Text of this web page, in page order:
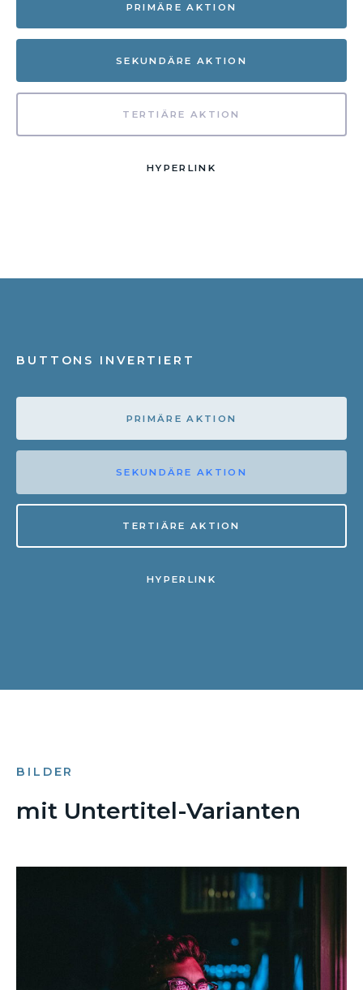
PRIMÄRE AKTION
SEKUNDÄRE AKTION
TERTIÄRE AKTION
HYPERLINK
BUTTONS INVERTIERT
PRIMÄRE AKTION
SEKUNDÄRE AKTION
TERTIÄRE AKTION
HYPERLINK
BILDER
mit Untertitel-Varianten